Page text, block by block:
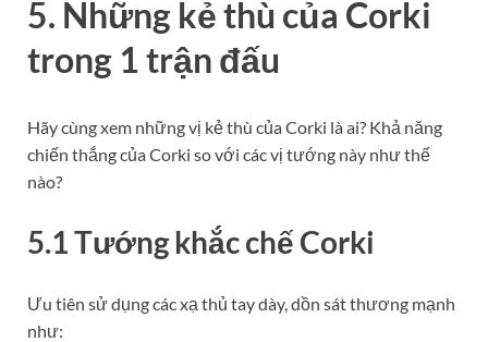
5. Những kẻ thù của Corki
trong 1 trận đấu
Hãy cùng xem những vị kẻ thù của Corki là ai? Khả năng
chiến thắng của Corki so với các vị tướng này như thế
nào?
5.1 Tướng khắc chế Corki
Ưu tiên sử dụng các xạ thủ tay dày, dồn sát thương mạnh
như: